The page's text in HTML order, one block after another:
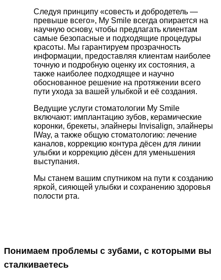
Следуя принципу «совесть и добродетель —
превыше всего», My Smile всегда опирается на
научную основу, чтобы предлагать клиентам
самые безопасные и подходящие процедуры
красоты. Мы гарантируем прозрачность
информации, предоставляя клиентам наиболее
точную и подробную оценку их состояния, а
также наиболее подходящее и научно
обоснованное решение на протяжении всего
пути ухода за вашей улыбкой и её создания.
Ведущие услуги стоматологии My Smile
включают: имплантацию зубов, керамические
коронки, брекеты, элайнеры Invisalign, элайнеры
IWay, а также общую стоматологию: лечение
каналов, коррекцию контура дёсен для линии
улыбки и коррекцию дёсен для уменьшения
выступания.
Мы станем вашим спутником на пути к созданию
яркой, сияющей улыбки и сохранению здоровья
полости рта.
Понимаем проблемы с зубами, с которыми вы
сталкиваетесь